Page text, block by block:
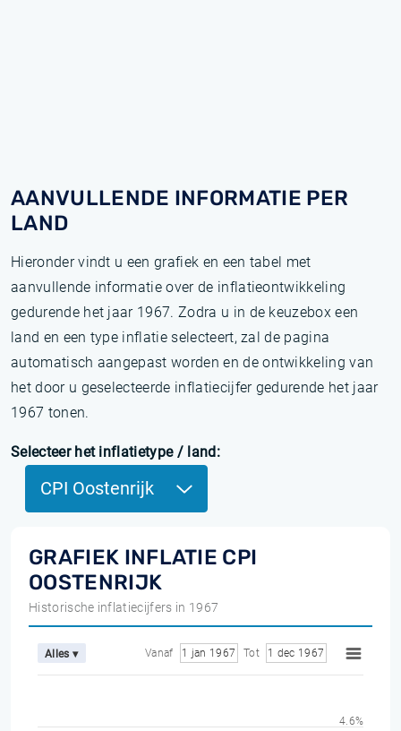
AANVULLENDE INFORMATIE PER
LAND
Hieronder vindt u een grafiek en een tabel met
aanvullende informatie over de inflatieontwikkeling
gedurende het jaar 1967. Zodra u in de keuzebox een
land en een type inflatie selecteert, zal de pagina
automatisch aangepast worden en de ontwikkeling van
het door u geselecteerde inflatiecijfer gedurende het jaar
1967 tonen.
Selecteer het inflatietype / land:
CPI Oostenrijk
GRAFIEK INFLATIE CPI
OOSTENRIJK
Historische inflatiecijfers in 1967
Alles ▾ Vanaf 1 jan 1967 Tot 1 dec 1967
4.6%